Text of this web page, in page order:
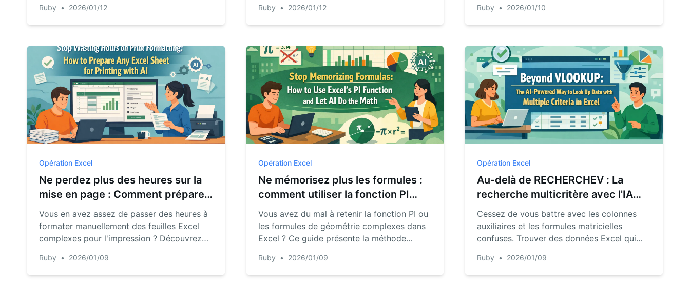
complexes pour analyser et manipuler vos
données en quelques secondes grâce à l'IA
Ruby • 2026/01/12
approche plus intelligente avec RowSpeak.
Laissez RowSpeak gérer les statistiques
l'essentiel.
Ruby • 2026/01/12
comment un agent IA pour Excel comme
RowSpeak vous permet de générer
commandes en langage naturel, vous faisant
gagner du temps et éliminant les erreurs de
formules.
Ruby • 2026/01/10
Opération Excel
Ne perdez plus des heures sur la
mise en page : Comment préparer
n'importe quelle feuille Excel pour
l'impression avec l'IA
Vous en avez assez de passer des heures à
formater manuellement des feuilles Excel
complexes pour l'impression ? Découvrez
prêts à imprimer en quelques minutes avec
Excel AI, éliminant les tâches fastidieuses
Ruby • 2026/01/09
Opération Excel
Ne mémorisez plus les formules :
comment utiliser la fonction PI
d'Excel et laisser l'IA faire les
calculs
Vous avez du mal à retenir la fonction PI ou
les formules de géométrie complexes dans
Excel ? Ce guide présente la méthode
révolutionnaire. Découvrez comment une IA
pour Excel peut calculer pour vous des
Ruby • 2026/01/09
Opération Excel
Au-delà de RECHERCHEV : La
recherche multicritère avec l'IA
dans Excel
Cessez de vous battre avec les colonnes
auxiliaires et les formules matricielles
confuses. Trouver des données Excel qui
pas être un casse-tête. Découvrez comment
le chat IA d'RowSpeak vous permet de
Ruby • 2026/01/09